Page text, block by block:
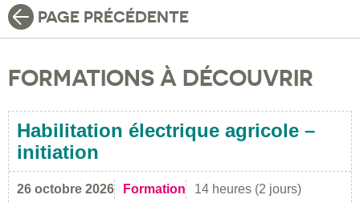
PAGE PRÉCÉDENTE
FORMATIONS À DÉCOUVRIR
Habilitation électrique agricole –
initiation
26 octobre 2026 Formation 14 heures (2 jours)